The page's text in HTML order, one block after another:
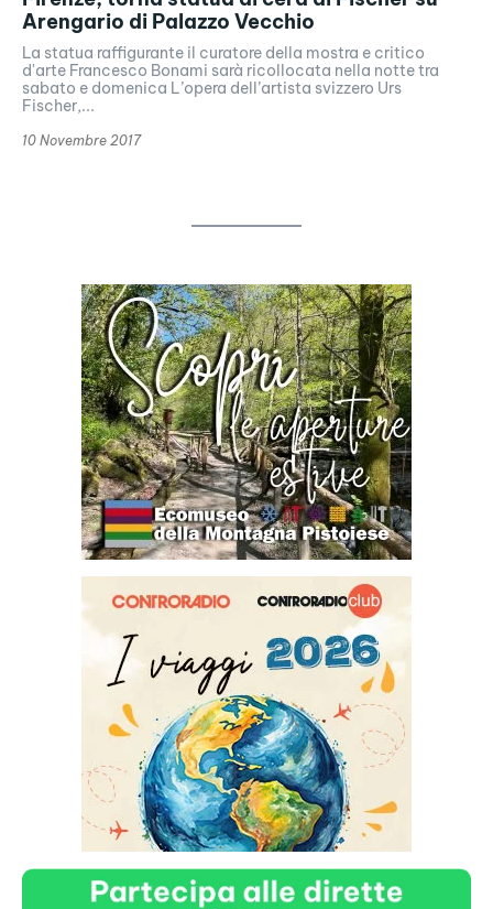
Arengario di Palazzo Vecchio
La statua raffigurante il curatore della mostra e critico
d'arte Francesco Bonami sarà ricollocata nella notte tra
sabato e domenica L’opera dell’artista svizzero Urs
Fischer,...
10 Novembre 2017